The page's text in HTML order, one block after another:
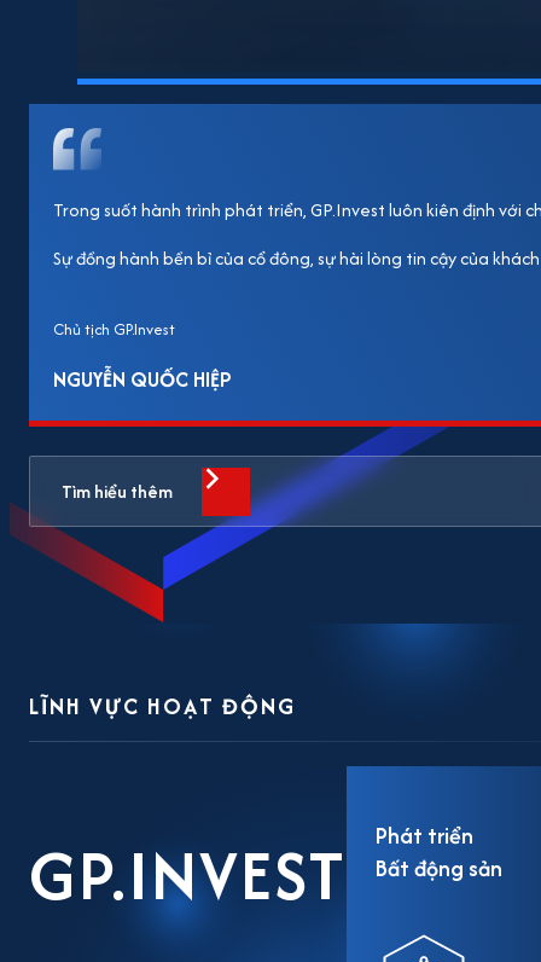
Trong suốt hành trình phát triển, GP.Invest luôn kiên định với
Sự đồng hành bền bỉ của cổ đông, sự hài lòng tin cậy của
Chủ tịch GP.Invest
NGUYỄN QUỐC HIỆP
Tìm hiểu thêm
LĨNH VỰC HOẠT ĐỘNG
GP.INVEST
Phát triển
Bất động sản